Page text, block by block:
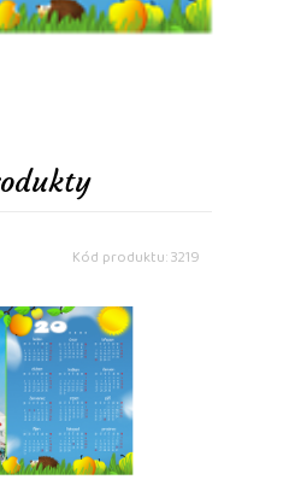
Kód produktu: 3219